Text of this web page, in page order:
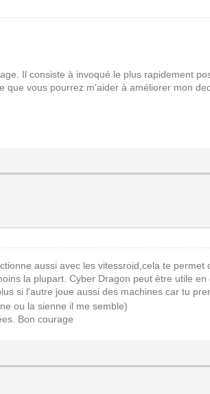
Il consiste à invoqué le plus rapidement
que vous pourrez m'aider à améliorer mon
aussi avec les vitessroid,cela te
la plupart. Cyber Dragon peut être utile
si l'autre joue aussi des machines car tu
ou la sienne il me semble)
Bon courage